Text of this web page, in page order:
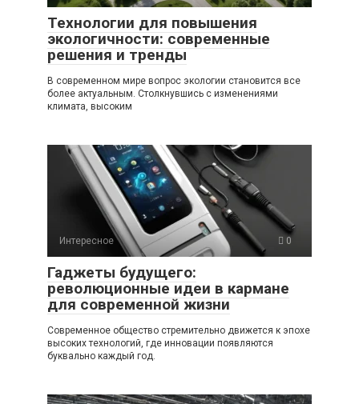
Технологии для повышения
экологичности: современные
решения и тренды
В современном мире вопрос экологии становится все
более актуальным. Столкнувшись с изменениями
климата, высоким
Интересное 0
Гаджеты будущего:
революционные идеи в кармане
для современной жизни
Современное общество стремительно движется к эпохе
высоких технологий, где инновации появляются
буквально каждый год.